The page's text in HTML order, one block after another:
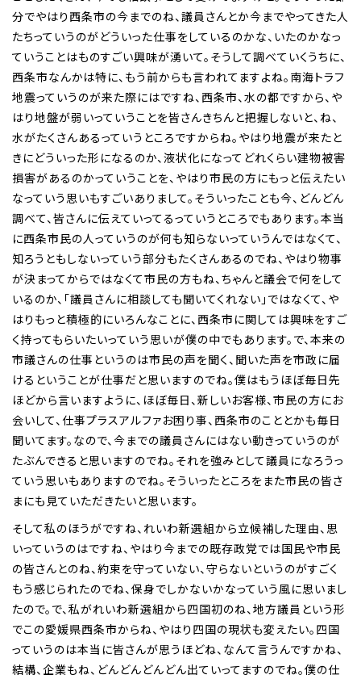
分でやはり西条市の今までのね、議員さんとか今までやってきた人
たちっていうのがどういった仕事をしているのかな、いたのかなっ
ていうことはものすごい興味が湧いて。そうして調べていくうちに、
西条市なんかは特に、もう前からも言われてますよね。南海トラフ
地震っていうのが来た際にはですね、西条市、水の都ですから、や
はり地盤が弱いっていうことを皆さんきちんと把握しないと、ね、
水がたくさんあるっていうところですからね。やはり地震が来たと
きにどういった形になるのか、液状化になってどれくらい建物被害
損害があるのかっていうことを、やはり市民の方にもっと伝えたい
なっていう思いもすごいありまして。そういったことも今、どんどん
調べて、皆さんに伝えていってるっていうところでもあります。本当
に西条市民の人っていうのが何も知らないっていうんではなくて、
知ろうともしないっていう部分もたくさんあるのでね、やはり物事
が決まってからではなくて市民の方もね、ちゃんと議会で何をして
いるのか、「議員さんに相談しても聞いてくれない」ではなくて、や
はりもっと積極的にいろんなことに、西条市に関しては興味をすご
く持ってもらいたいっていう思いが僕の中でもあります。で、本来の
市議さんの仕事というのは市民の声を聞く、聞いた声を市政に届
けるということが仕事だと思いますのでね。僕はもうほぼ毎日先
ほどから言いますように、ほぼ毎日、新しいお客様、市民の方にお
会いして、仕事プラスアルファお困り事、西条市のこととかも毎日
聞いてます。なので、今までの議員さんにはない動きっていうのが
たぶんできると思いますのでね。それを強みとして議員になろうっ
ていう思いもありますのでね。そういったところをまた市民の皆さ
まにも見ていただきたいと思います。
そして私のほうがですね、れいわ新選組から立候補した理由、思
いっていうのはですね、やはり今までの既存政党では国民や市民
の皆さんとのね、約束を守っていない、守らないというのがすごく
もう感じられたのでね、保身でしかないかなっていう風に思いまし
たので。で、私がれいわ新選組から四国初のね、地方議員という形
でこの愛媛県西条市からね、やはり四国の現状も変えたい。四国
っていうのは本当に皆さんが思うほどね、なんて言うんですかね、
結構、企業もね、どんどんどんどん出ていってますのでね。僕の仕